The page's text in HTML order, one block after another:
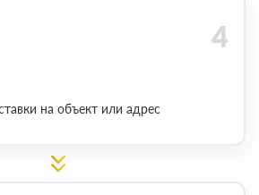
на объект или адрес